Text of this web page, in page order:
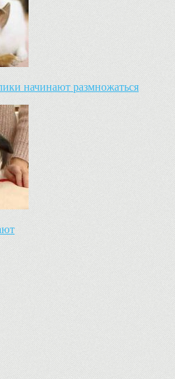
начинают размножаться